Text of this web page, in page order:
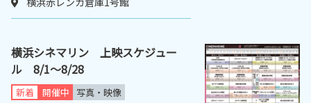
横浜シネマリン 上映スケジュー
ル 8/1～8/28
新着 開催中 写真・映像